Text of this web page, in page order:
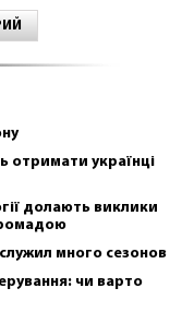
отримати українці
долають виклики
много сезонов
чи варто